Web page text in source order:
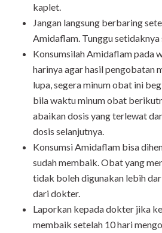
kaplet.
Jangan langsung berbaring
Amidaflam. Tunggu setidaknya
Konsumsilah Amidaflam pada
harinya agar hasil pengobatan
lupa, segera minum obat ini
bila waktu minum obat
abaikan dosis yang terlewat
dosis selanjutnya.
Konsumsi Amidaflam bisa
sudah membaik. Obat yang
tidak boleh digunakan lebih
dari dokter.
Laporkan kepada dokter jika
membaik setelah 10 hari